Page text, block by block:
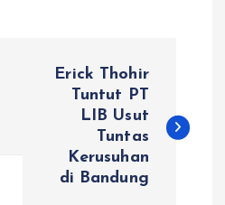
Erick Thohir
Tuntut PT
LIB Usut
Tuntas
Kerusuhan
di Bandung